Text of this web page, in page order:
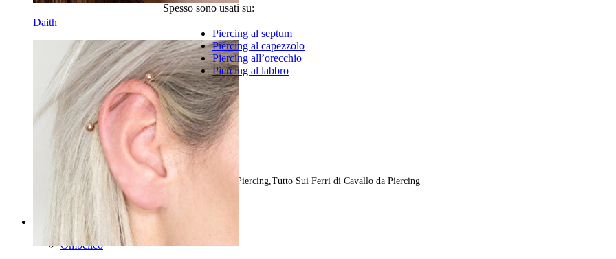
Daith
Spesso sono usati su:
Piercing al septum
Piercing al capezzolo
Piercing all’orecchio
Piercing al labbro
di 2
Pubblicato in:
Tipi di Gioielli da Piercing, Tutto Sui Ferri di Cavallo da Piercing
Categories
Ombelico